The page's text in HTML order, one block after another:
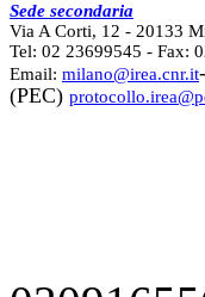
Sede secondaria
Via A Corti, 12 - 20133
Tel: 02 23699545 - Fax:
Email: milano@irea.cnr.it
(PEC)